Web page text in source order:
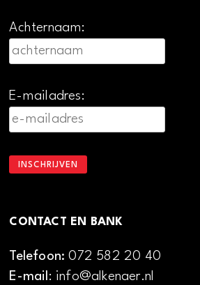
Achternaam:
E-mailadres:
CONTACT EN BANK
Telefoon:072 582 20 40
E-mail: info@alkenaer.nl